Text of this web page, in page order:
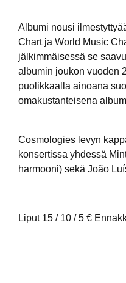
Albumi nousi
Chart ja World Music
jälkimmäisessä se
albumin joukon vuoden
puolikkaalla ainoana
omakustanteisena
Cosmologies levyn
konsertissa yhdessä
harmooni) sekä João
Liput 15 / 10 / 5 €